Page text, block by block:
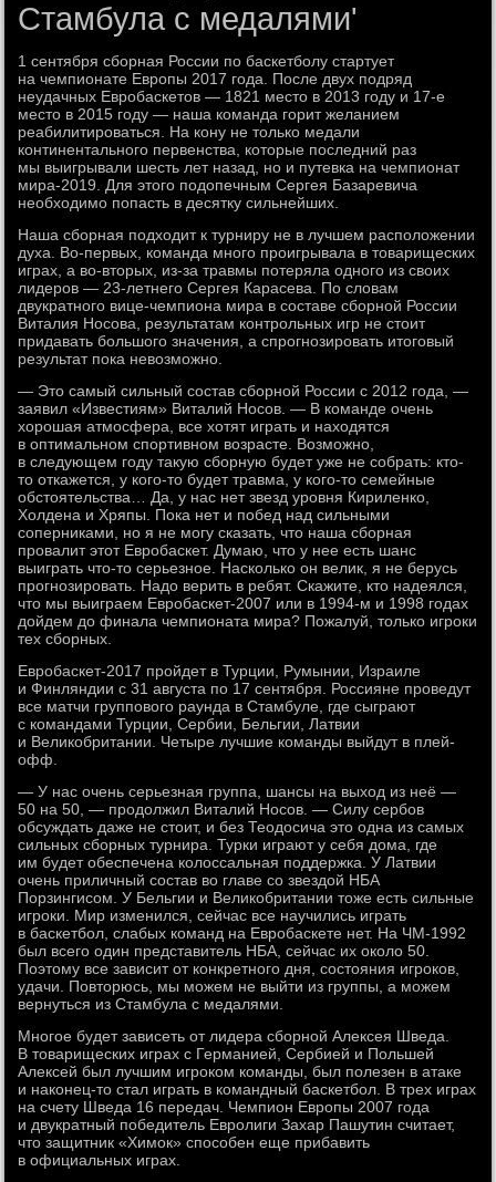
Стамбула с медалями'
1 сентября сборная России по баскетболу стартует
на чемпионате Европы 2017 года. После двух подряд
неудачных Евробаскетов — 1821 место в 2013 году и 17-е
место в 2015 году — наша команда горит желанием
реабилитироваться. На кону не только медали
континентального первенства, которые последний раз
мы выигрывали шесть лет назад, но и путевка на чемпионат
мира-2019. Для этого подопечным Сергея Базаревича
необходимо попасть в десятку сильнейших.
Наша сборная подходит к турниру не в лучшем расположении
духа. Во-первых, команда много проигрывала в товарищеских
играх, а во-вторых, из-за травмы потеряла одного из своих
лидеров — 23-летнего Сергея Карасева. По словам
двукратного вице-чемпиона мира в составе сборной России
Виталия Носова, результатам контрольных игр не стоит
придавать большого значения, а спрогнозировать итоговый
результат пока невозможно.
— Это самый сильный состав сборной России с 2012 года, —
заявил «Известиям» Виталий Носов. — В команде очень
хорошая атмосфера, все хотят играть и находятся
в оптимальном спортивном возрасте. Возможно,
в следующем году такую сборную будет уже не собрать: кто-
то откажется, у кого-то будет травма, у кого-то семейные
обстоятельства… Да, у нас нет звезд уровня Кириленко,
Холдена и Хряпы. Пока нет и побед над сильными
соперниками, но я не могу сказать, что наша сборная
провалит этот Евробаскет. Думаю, что у нее есть шанс
выиграть что-то серьезное. Насколько он велик, я не берусь
прогнозировать. Надо верить в ребят. Скажите, кто надеялся,
что мы выиграем Евробаскет-2007 или в 1994-м и 1998 годах
дойдем до финала чемпионата мира? Пожалуй, только игроки
тех сборных.
Евробаскет-2017 пройдет в Турции, Румынии, Израиле
и Финляндии с 31 августа по 17 сентября. Россияне проведут
все матчи группового раунда в Стамбуле, где сыграют
с командами Турции, Сербии, Бельгии, Латвии
и Великобритании. Четыре лучшие команды выйдут в плей-
офф.
— У нас очень серьезная группа, шансы на выход из неё —
50 на 50, — продолжил Виталий Носов. — Силу сербов
обсуждать даже не стоит, и без Теодосича это одна из самых
сильных сборных турнира. Турки играют у себя дома, где
им будет обеспечена колоссальная поддержка. У Латвии
очень приличный состав во главе со звездой НБА
Порзингисом. У Бельгии и Великобритании тоже есть сильные
игроки. Мир изменился, сейчас все научились играть
в баскетбол, слабых команд на Евробаскете нет. На ЧМ-1992
был всего один представитель НБА, сейчас их около 50.
Поэтому все зависит от конкретного дня, состояния игроков,
удачи. Повторюсь, мы можем не выйти из группы, а можем
вернуться из Стамбула с медалями.
Многое будет зависеть от лидера сборной Алексея Шведа.
В товарищеских играх с Германией, Сербией и Польшей
Алексей был лучшим игроком команды, был полезен в атаке
и наконец-то стал играть в командный баскетбол. В трех играх
на счету Шведа 16 передач. Чемпион Европы 2007 года
и двукратный победитель Евролиги Захар Пашутин считает,
что защитник «Химок» способен еще прибавить
в официальных играх.